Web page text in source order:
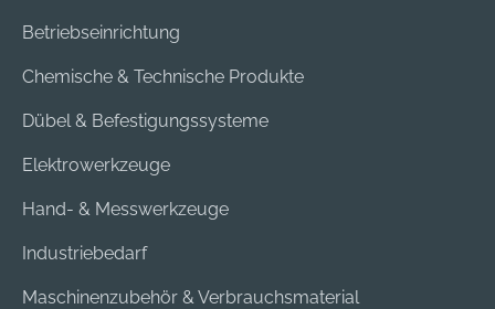
Betriebseinrichtung
Chemische & Technische Produkte
Dübel & Befestigungssysteme
Elektrowerkzeuge
Hand- & Messwerkzeuge
Industriebedarf
Maschinenzubehör & Verbrauchsmaterial